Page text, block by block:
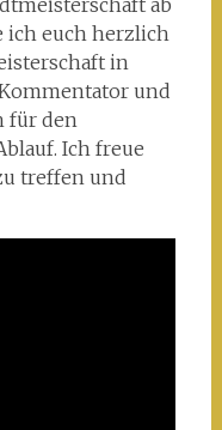
ich euch herzlich
in
und
für den
Ich freue
treffen und